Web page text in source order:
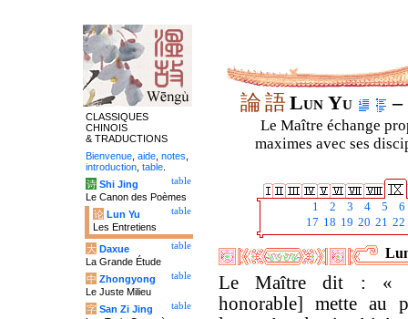
論語Lun Yu –
Le Maître échange
maximes avec ses
1 2 3 4 5
6
17 18 19 20 21 22
Le Maître dit : «
honorable] mette au
CLASSIQUES
CHINOIS
& TRADUCTIONS
Bienvenue aide notes
introduction table
table
诗 Shi Jing
Le Canon des Poèmes
table
论 Lun Yu
Les Entretiens
table
大 Daxue
La Grande Étude
table
中 Zhongyong
Le Juste Milieu
table
字 San Zi Jing